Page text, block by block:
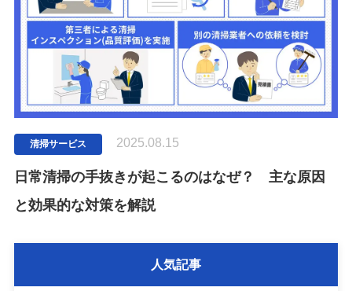
人気記事
清掃サービス 2025.08.15
日常清掃の手抜きが起こるのはなぜ？ 主な原因
と効果的な対策を解説